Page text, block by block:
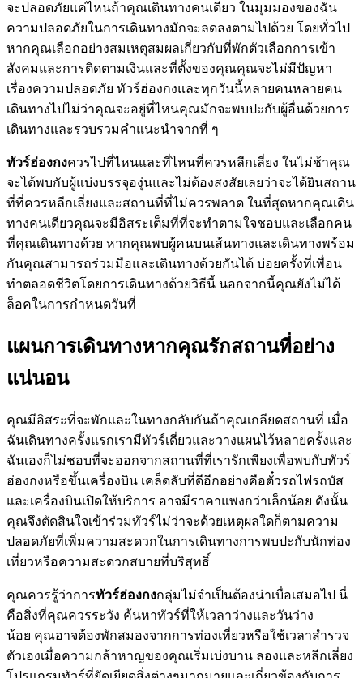
จะปลอดภัยแค่ไหนถ้าคุณเดินทางคนเดียว ในมุมมองของฉัน
ความปลอดภัยในการเดินทางมักจะลดลงตามไปด้วย โดยทั่วไป
หากคุณเลือกอย่างสมเหตุสมผลเกี่ยวกับที่พักตัวเลือกการเข้า
สังคมและการติดตามเงินและที่ตั้งของคุณคุณจะไม่มีปัญหา
เรื่องความปลอดภัย ทัวร์ฮ่องกงและทุกวันนี้หลายคนหลายคน
เดินทางไปไม่ว่าคุณจะอยู่ที่ไหนคุณมักจะพบปะกับผู้อื่นด้วยการ
เดินทางและรวบรวมคำแนะนำจากที่ ๆ
ทัวร์ฮ่องกงควรไปที่ไหนและที่ไหนที่ควรหลีกเลี่ยง ในไม่ช้าคุณ
จะได้พบกับผู้แบ่งบรรจุองุ่นและไม่ต้องสงสัยเลยว่าจะได้ยินสถาน
ที่ที่ควรหลีกเลี่ยงและสถานที่ที่ไม่ควรพลาด ในที่สุดหากคุณเดิน
ทางคนเดียวคุณจะมีอิสระเต็มที่ที่จะทำตามใจชอบและเลือกคน
ที่คุณเดินทางด้วย หากคุณพบผู้คนบนเส้นทางและเดินทางพร้อม
กันคุณสามารถร่วมมือและเดินทางด้วยกันได้ บ่อยครั้งที่เพื่อน
ทำตลอดชีวิตโดยการเดินทางด้วยวิธีนี้ นอกจากนี้คุณยังไม่ได้
ล็อคในการกำหนดวันที่
แผนการเดินทางหากคุณรักสถานที่อย่าง
แน่นอน
คุณมีอิสระที่จะพักและในทางกลับกันถ้าคุณเกลียดสถานที่ เมื่อ
ฉันเดินทางครั้งแรกเรามีทัวร์เดี่ยวและวางแผนไว้หลายครั้งและ
ฉันเองก็ไม่ชอบที่จะออกจากสถานที่ที่เรารักเพียงเพื่อพบกับทัวร์
ฮ่องกงหรือขึ้นเครื่องบิน เคล็ดลับที่ดีอีกอย่างคือตั๋วรถไฟรถบัส
และเครื่องบินเปิดให้บริการ อาจมีราคาแพงกว่าเล็กน้อย ดังนั้น
คุณจึงตัดสินใจเข้าร่วมทัวร์ไม่ว่าจะด้วยเหตุผลใดก็ตามความ
ปลอดภัยที่เพิ่มความสะดวกในการเดินทางการพบปะกับนักท่อง
เที่ยวหรือความสะดวกสบายที่บริสุทธิ์
คุณควรรู้ว่าการทัวร์ฮ่องกงกลุ่มไม่จำเป็นต้องน่าเบื่อเสมอไป นี่
คือสิ่งที่คุณควรระวัง ค้นหาทัวร์ที่ให้เวลาว่างและวันว่าง
น้อย คุณอาจต้องพักสมองจากการท่องเที่ยวหรือใช้เวลาสำรวจ
ตัวเองเมื่อความกล้าหาญของคุณเริ่มเบ่งบาน ลองและหลีกเลี่ยง